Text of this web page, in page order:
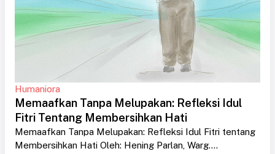
Humaniora
Memaafkan Tanpa Melupakan: Refleksi Idul
Fitri Tentang Membersihkan Hati
Memaafkan Tanpa Melupakan: Refleksi Idul Fitri tentang
Membersihkan Hati Oleh: Hening Parlan, Warg....